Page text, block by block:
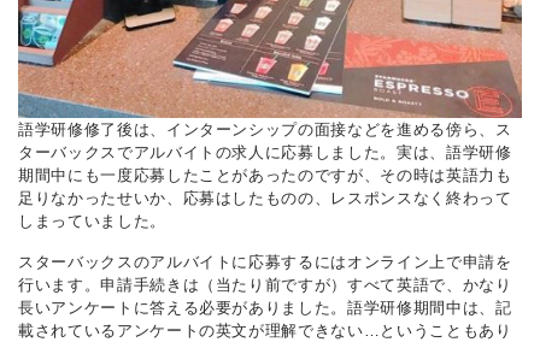
語学研修修了後は、インターンシップの面接などを進める傍ら、ス
ターバックスでアルバイトの求人に応募しました。実は、語学研修
期間中にも一度応募したことがあったのですが、その時は英語力も
足りなかったせいか、応募はしたものの、レスポンスなく終わって
しまっていました。
スターバックスのアルバイトに応募するにはオンライン上で申請を
行います。申請手続きは（当たり前ですが）すべて英語で、かなり
長いアンケートに答える必要がありました。語学研修期間中は、記
載されているアンケートの英文が理解できない…ということもあり